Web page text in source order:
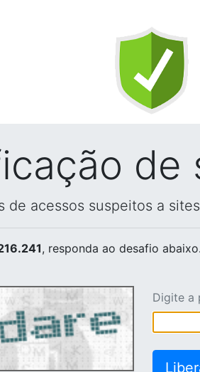
de
de acessos suspeitos a
, responda ao desafio abaixo.
Digite a